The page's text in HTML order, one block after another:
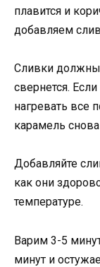
плавится и
добавляем
Сливки должны
свернется.
нагревать все
карамель
Добавляйте
как они
температуре.
Варим 3-5
минут и